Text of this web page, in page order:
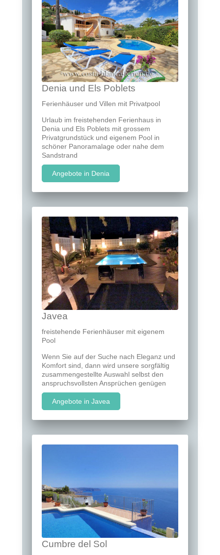
Denia und Els Poblets
Ferienhäuser und Villen mit Privatpool
Urlaub im freistehenden Ferienhaus in
Denia und Els Poblets mit grossem
Privatgrundstück und eigenem Pool in
schöner Panoramalage oder nahe dem
Sandstrand
Angebote in Denia
Javea
freistehende Ferienhäuser mit eigenem
Pool
Wenn Sie auf der Suche nach Eleganz und
Komfort sind, dann wird unsere sorgfältig
zusammengestellte Auswahl selbst den
anspruchsvollsten Ansprüchen genügen
Angebote in Javea
Cumbre del Sol